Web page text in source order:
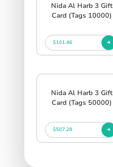
Nida Al Harb 3 Gift
Card (Tags 10000)
$101.46
Nida Al Harb 3 Gift
Card (Tags 50000)
$507.28